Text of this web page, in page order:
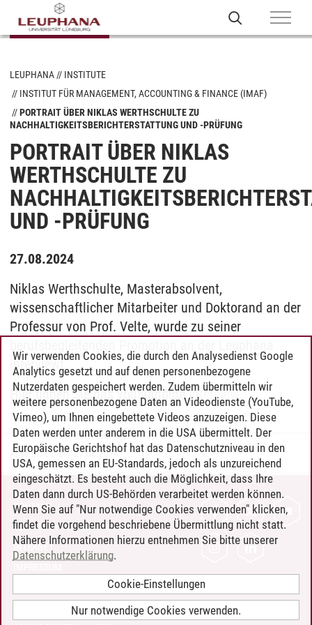
LEUPHANA
INSTITUTE
INSTITUT FÜR MANAGEMENT, ACCOUNTING & FINANCE (IMAF)
PORTRAIT ÜBER NIKLAS WERTHSCHULTE ZU
NACHHALTIGKEITSBERICHTERSTATTUNG UND -PRÜFUNG
PORTRAIT ÜBER NIKLAS
WERTHSCHULTE ZU
UND -PRÜFUNG
27.08.2024
Niklas Werthschulte, Masterabsolvent,
wissenschaftlicher Mitarbeiter und Doktorand an der
Professur von Prof. Velte, wurde zu seiner
interviewt.
Hier finden Sie das vollständigeInterview
Anke Bluemler/27.08.2024
KONTAKT
LEUPHANA ALS ARBEITGEBER
INTRANET
BARRIEREFREIHEIT
Wir verwenden Cookies, die durch den Analysedienst Google
Analytics gesetzt und auf denen personenbezogene
Nutzerdaten gespeichert werden. Zudem übermitteln wir
weitere personenbezogene Daten an Videodienste (YouTube,
Vimeo), um Ihnen eingebettete Videos anzuzeigen. Diese
Daten werden unter anderem in die USA übermittelt. Der
Europäische Gerichtshof hat das Datenschutzniveau in den
USA, gemessen an EU-Standards, jedoch als unzureichend
eingeschätzt. Es besteht auch die Möglichkeit, dass Ihre
Daten dann durch US-Behörden verarbeitet werden können.
Wenn Sie auf "Nur notwendige Cookies verwenden" klicken,
findet die vorgehend beschriebene Übermittlung nicht statt.
Nähere Informationen hierzu entnehmen Sie bitte unserer
Datenschutzerklärung.
Cookie-Einstellungen
Nur notwendige Cookies verwenden.